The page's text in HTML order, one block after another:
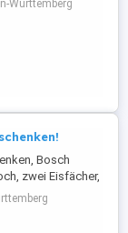
gepflegtem
einwandfrei. Im
Württemberg
Bosch
zwei Eisfächer,
manchmal
von außen
keine